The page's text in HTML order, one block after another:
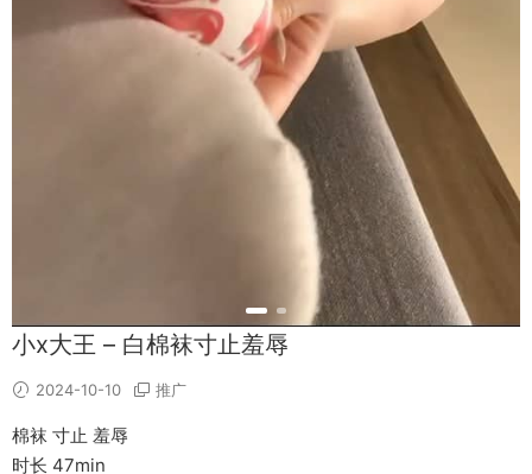
小x大王 – 白棉袜寸止羞辱
2024-10-10 推广
棉袜 寸止 羞辱
时长 47min